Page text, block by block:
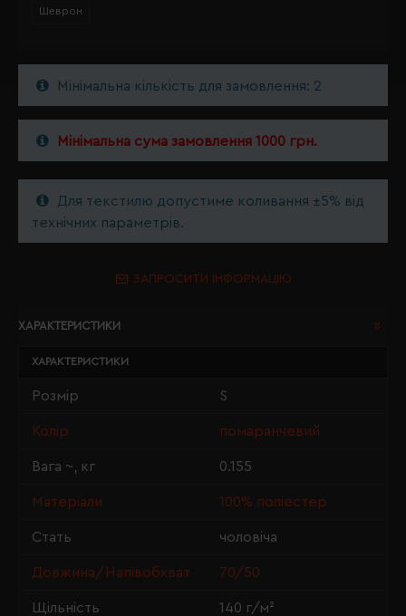
Шеврон
Мінімальна кількість для замовлення: 2
Мінімальна сума замовлення 1000 грн.
Для текстилю допустиме коливання ±5% від
технічних параметрів.
ЗАПРОСИТИ ІНФОРМАЦІЮ
ХАРАКТЕРИСТИКИ
ХАРАКТЕРИСТИКИ
Розмір S
Колір помаранчевий
Вага ~, кг 0.155
Матеріали 100% поліестер
Стать чоловіча
Довжина/Напівобхват 70/50
Щільність 140 г/м²